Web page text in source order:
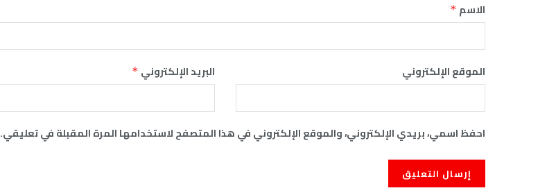
الاسم *
البريد الإلكتروني * الموقع الإلكتروني
احفظ اسمي، بريدي الإلكتروني، والموقع الإلكتروني في هذا المتصفح لاستخدامها المرة المقبلة في تعليقي.